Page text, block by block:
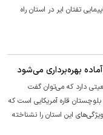
تفتان ایر در استان راه
بهره‌برداری می‌شود
دارد که می‌توان گفت
قاره آمریکایی است که
این استان را نشناخته